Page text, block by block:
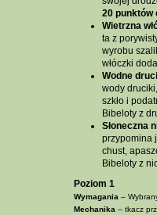
20 punktów
Wietrzna
ta z
wyrobu
włóczki
Wodne
wody
szkło i
Bibeloty z
Słoneczna
przypomina
chust,
Bibeloty z
Poziom 1
Wymagania–
Mechanika– tkacz